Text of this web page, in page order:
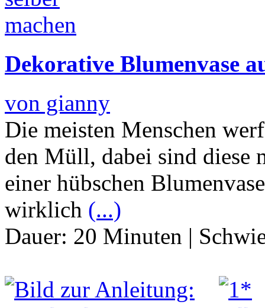
Dekorative Blumenvase
von gianny
Die meisten Menschen
den Müll, dabei sind diese
einer hübschen
wirklich (...)
Dauer: 20 Minuten |